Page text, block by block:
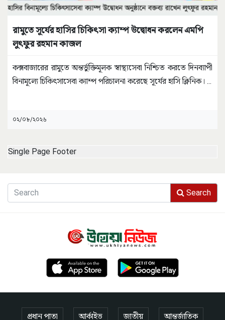
রামুতে সূর্যের হাসির চিকিৎসা ক্যাম্প উদ্বোধন করলেন এমপি
লুৎফুর রহমান কাজল
কক্সবাজারের রামুতে অন্তর্ভুক্তিমূলক স্বাস্থ্যসেবা নিশ্চিত করতে দিনব্যাপী
বিনামূল্যে চিকিৎসাসেবা ক্যাম্প পরিচালনা করেছে সূর্যের হাসি ক্লিনিক। ...
০২/০৮/২০২৬
Single Page Footer
Search
প্রধান পাতা আর্কাইভ জাতীয় আন্তর্জাতিক